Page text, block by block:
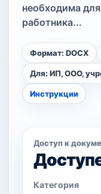
необходима
работника...
Формат: DOCX
Для: ИП, ООО,
Инструкции
Доступ к
Категория